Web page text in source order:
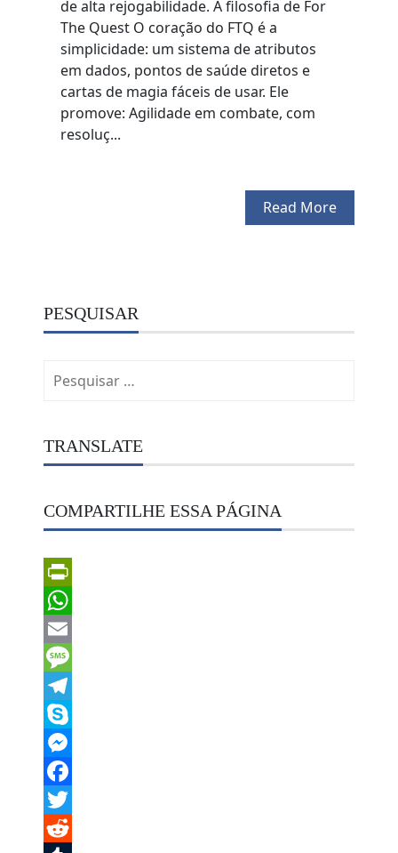
de alta rejogabilidade. A filosofia de For
The Quest O coração do FTQ é a
simplicidade: um sistema de atributos
em dados, pontos de saúde diretos e
cartas de magia fáceis de usar. Ele
promove: Agilidade em combate, com
resoluç...
Read More
PESQUISAR
por:
TRANSLATE
COMPARTILHE ESSA PÁGINA
PrintFriendly
WhatsApp
Email
Message
Telegram
Skype
Messenger
Facebook
Twitter